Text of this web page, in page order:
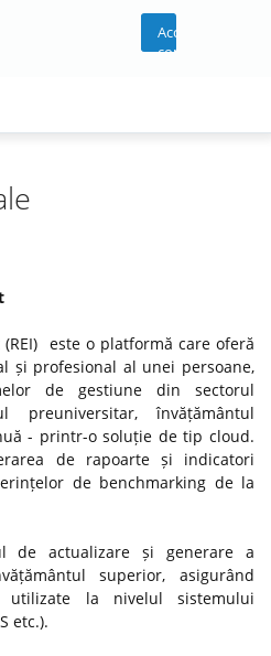
Acces
cont
este o platformă care oferă
și profesional al unei persoane,
de gestiune din sectorul
preuniversitar, învățământul
- printr-o soluție de tip cloud.
de rapoarte și indicatori
de benchmarking de la
de actualizare și generare a
superior, asigurând
utilizate la nivelul sistemului
etc.).